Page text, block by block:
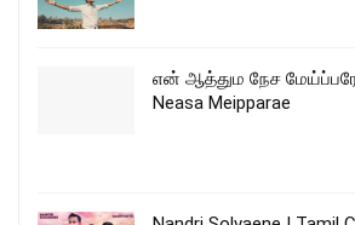
என் ஆத்தும நேச
Neasa Meipparae